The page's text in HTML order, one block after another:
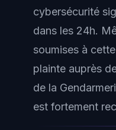
cybersécurité
dans les 24h.
soumises à
plainte auprès
de la
est fortement